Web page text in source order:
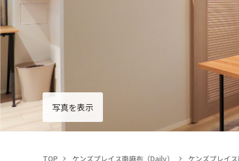
写真を表示
TOP ケンズプレイス南麻布（Daily） ケンズプレイ